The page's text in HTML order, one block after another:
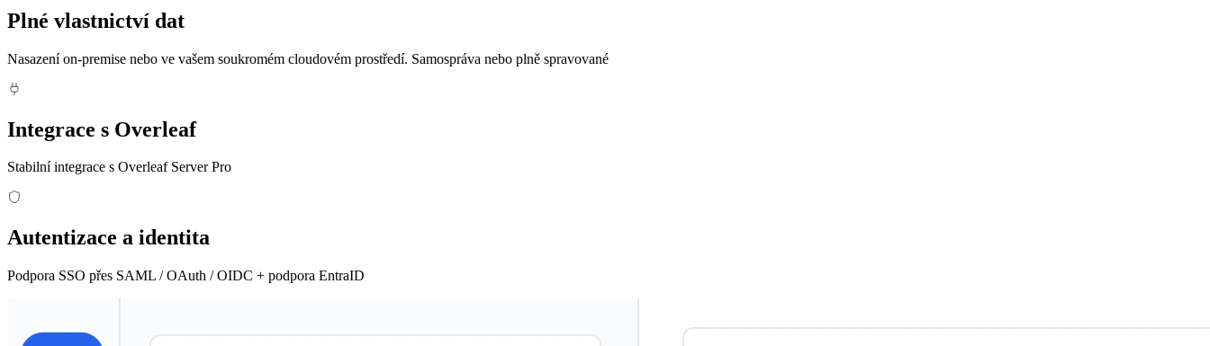
Plné vlastnictví dat
Nasazení on-premise nebo ve vašem soukromém cloudovém prostředí. Samospráva nebo plně spravované
Integrace s Overleaf
Stabilní integrace s Overleaf Server Pro
Autentizace a identita
Podpora SSO přes SAML / OAuth / OIDC + podpora EntraID